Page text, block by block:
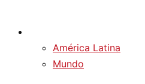
América Latina
Mundo